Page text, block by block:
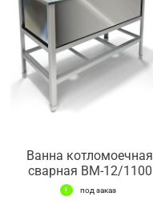
Ванна котломоечная
сварная ВМ-12/1100
под заказ